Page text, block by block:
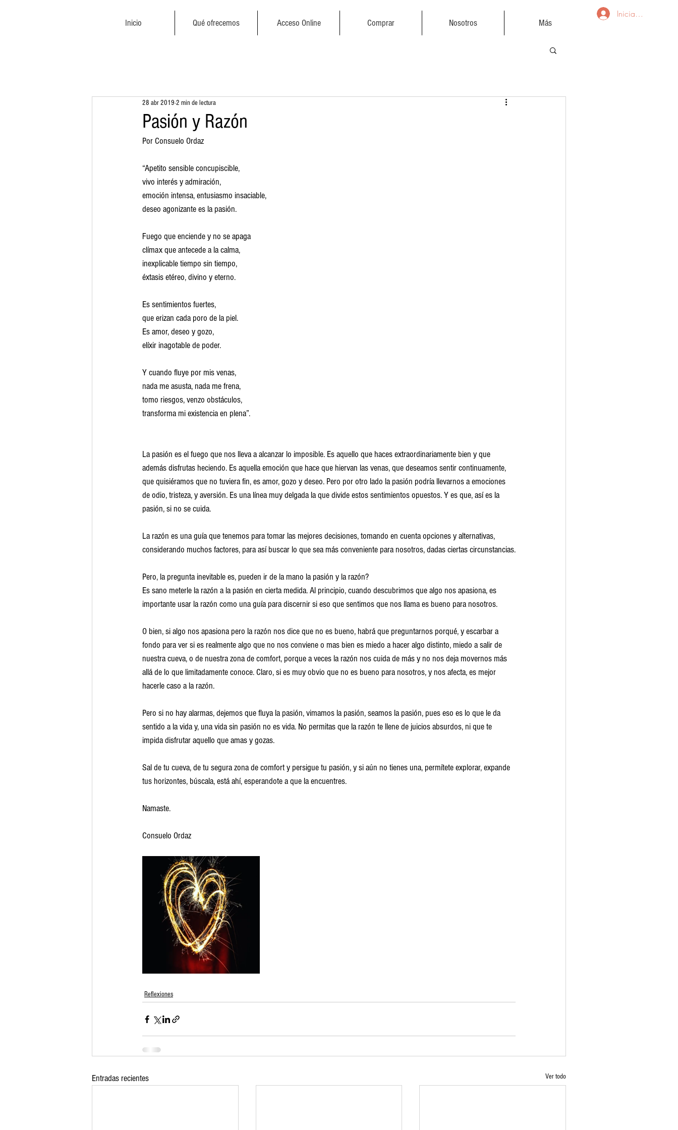
Inicio Qué ofrecemos Acceso Online Comprar Nosotros Más
Iniciar sesión
Pasión y Razón
28 abr 2019 2 min de lectura
Por Consuelo Ordaz
“Apetito sensible concupiscible,
vivo interés y admiración,
emoción intensa, entusiasmo insaciable,
deseo agonizante es la pasión.
Fuego que enciende y no se apaga
clímax que antecede a la calma,
inexplicable tiempo sin tiempo,
éxtasis etéreo, divino y eterno.
Es sentimientos fuertes,
que erizan cada poro de la piel.
Es amor, deseo y gozo,
elíxir inagotable de poder.
Y cuando fluye por mis venas,
nada me asusta, nada me frena,
tomo riesgos, venzo obstáculos,
transforma mi existencia en plena”.
La pasión es el fuego que nos lleva a alcanzar lo imposible. Es aquello que haces extraordinariamente bien y que
además disfrutas heciendo. Es aquella emoción que hace que hiervan las venas, que deseamos sentir continuamente,
que quisiéramos que no tuviera fin, es amor, gozo y deseo. Pero por otro lado la pasión podría llevarnos a emociones
de odio, tristeza, y aversión. Es una línea muy delgada la que divide estos sentimientos opuestos. Y es que, así es la
pasión, si no se cuida.
La razón es una guía que tenemos para tomar las mejores decisiones, tomando en cuenta opciones y alternativas,
considerando muchos factores, para así buscar lo que sea más conveniente para nosotros, dadas ciertas circunstancias.
Pero, la pregunta inevitable es, pueden ir de la mano la pasión y la razón?
Es sano meterle la razón a la pasión en cierta medida. Al principio, cuando descubrimos que algo nos apasiona, es
importante usar la razón como una guía para discernir si eso que sentimos que nos llama es bueno para nosotros.
O bien, si algo nos apasiona pero la razón nos dice que no es bueno, habrá que preguntarnos porqué, y escarbar a
fondo para ver si es realmente algo que no nos conviene o mas bien es miedo a hacer algo distinto, miedo a salir de
nuestra cueva, o de nuestra zona de comfort, porque a veces la razón nos cuida de más y no nos deja movernos más
allá de lo que limitadamente conoce. Claro, si es muy obvio que no es bueno para nosotros, y nos afecta, es mejor
hacerle caso a la razón.
Pero si no hay alarmas, dejemos que fluya la pasión, vimamos la pasión, seamos la pasión, pues eso es lo que le da
sentido a la vida y, una vida sin pasión no es vida. No permitas que la razón te llene de juicios absurdos, ni que te
impida disfrutar aquello que amas y gozas.
Sal de tu cueva, de tu segura zona de comfort y persigue tu pasión, y si aún no tienes una, permítete explorar, expande
tus horizontes, búscala, está ahí, esperandote a que la encuentres.
Namaste.
Consuelo Ordaz
Reflexiones
Entradas recientes Ver todo